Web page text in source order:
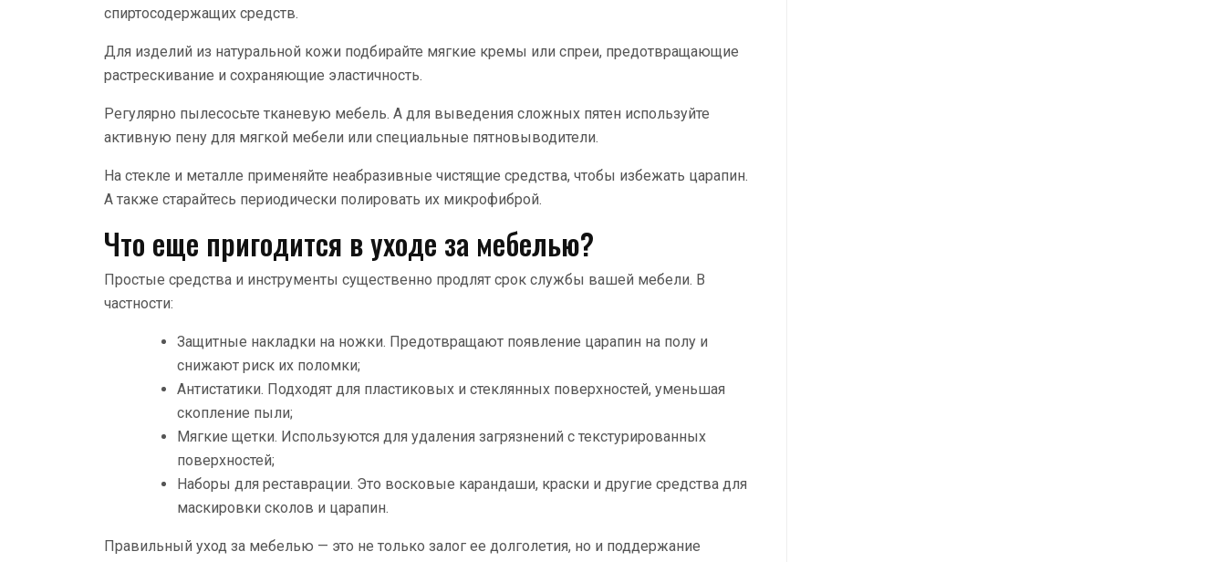
спиртосодержащих средств.
Для изделий из натуральной кожи подбирайте мягкие кремы или спреи, предотвращающие
растрескивание и сохраняющие эластичность.
Регулярно пылесосьте тканевую мебель. А для выведения сложных пятен используйте
активную пену для мягкой мебели или специальные пятновыводители.
На стекле и металле применяйте неабразивные чистящие средства, чтобы избежать царапин.
А также старайтесь периодически полировать их микрофиброй.
Что еще пригодится в уходе за мебелью?
Простые средства и инструменты существенно продлят срок службы вашей мебели. В
частности:
Защитные накладки на ножки. Предотвращают появление царапин на полу и
снижают риск их поломки;
Антистатики. Подходят для пластиковых и стеклянных поверхностей, уменьшая
скопление пыли;
Мягкие щетки. Используются для удаления загрязнений с текстурированных
поверхностей;
Наборы для реставрации. Это восковые карандаши, краски и другие средства для
маскировки сколов и царапин.
Правильный уход за мебелью — это не только залог ее долголетия, но и поддержание